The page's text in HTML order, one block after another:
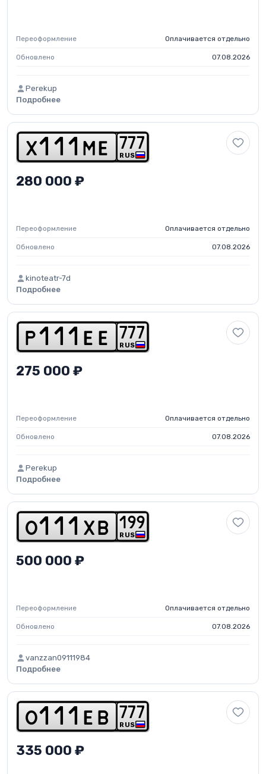
Переоформление Оплачивается отдельно
Обновлено 07.08.2026
Perekup
Подробнее
x 1 1 1 m e RUS
7 7 7
280 000 ₽
Переоформление Оплачивается отдельно
Обновлено 07.08.2026
kinoteatr-7d
Подробнее
p 1 1 1 e e RUS
7 7 7
275 000 ₽
Переоформление Оплачивается отдельно
Обновлено 07.08.2026
Perekup
Подробнее
o1 1 1 x b RUS
1 99
500 000 ₽
Переоформление Оплачивается отдельно
Обновлено 07.08.2026
vanzzan09111984
Подробнее
o1 1 1 e b RUS
7 7 7
335 000 ₽